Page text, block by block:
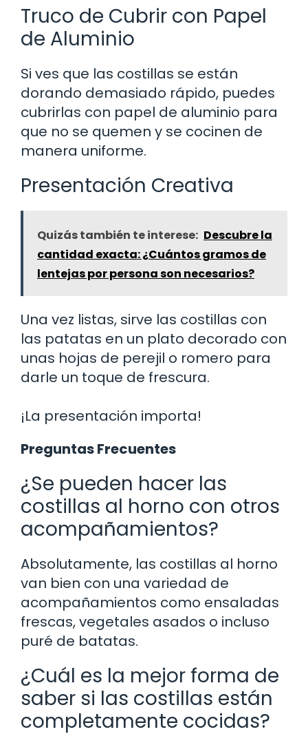
Truco de Cubrir con Papel
de Aluminio
Si ves que las costillas se están
dorando demasiado rápido, puedes
cubrirlas con papel de aluminio para
que no se quemen y se cocinen de
manera uniforme.
Presentación Creativa
Quizás también te interese: Descubre la
cantidad exacta: ¿Cuántos gramos de
lentejas por persona son necesarios?
Una vez listas, sirve las costillas con
las patatas en un plato decorado con
unas hojas de perejil o romero para
darle un toque de frescura.
¡La presentación importa!
Preguntas Frecuentes
¿Se pueden hacer las
costillas al horno con otros
acompañamientos?
Absolutamente, las costillas al horno
van bien con una variedad de
acompañamientos como ensaladas
frescas, vegetales asados o incluso
puré de batatas.
¿Cuál es la mejor forma de
saber si las costillas están
completamente cocidas?